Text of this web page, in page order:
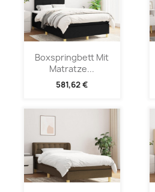
Boxspringbett Mit
Matratze...
581,62 €